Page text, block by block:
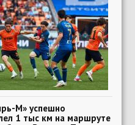
М» успешно
1 тыс км на маршруте